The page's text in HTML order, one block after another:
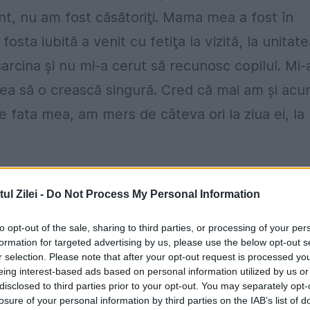
Zilei - Do Not Process My Personal Information
opt-out of the sale, sharing to third parties, or processing of your
for targeted advertising by us, please use the below opt-out
selection. Please note that after your opt-out request is processed
interest-based ads based on personal information utilized by us
to third parties prior to your opt-out. You may separately
of your personal information by third parties on the IAB’s list of
nu am fost căsătoriţi. Mama mea a fost în
iubită a venit cu fetiţa la vizită, la
şi nu mi-a cerut să recunosc copilul. Mi-
să o crească singură. Cred că mai am şi
fata mea, am mers de câteva ori la ziua ei, la
nici financiar, nici cu un sfat, dar asta nu
cu ea pe stradă, acum ceva timp. Nu
Mi-a reproşat foarte multe lucruri, însă
doar vina mea...", a mărturisit, Gabriel